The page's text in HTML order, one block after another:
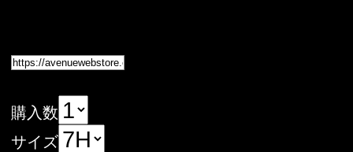
購入数
サイズ